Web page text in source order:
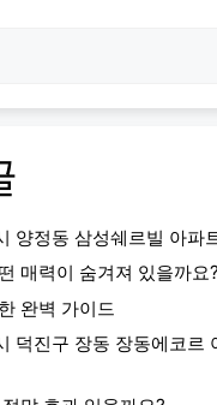
양정동 삼성쉐르빌 아파
매력이 숨겨져 있을까요?
완벽 가이드
덕진구 장동 장동에코르